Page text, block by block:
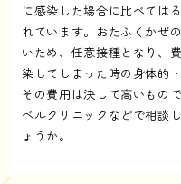
に感染した場合に比べては
れています。おたふくかぜ
いため、任意接種となり、
染してしまった時の身体的
その費用は決して高いもの
ベルクリニックなどで相談
ょうか。